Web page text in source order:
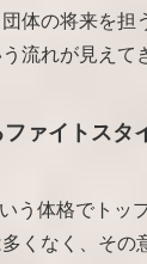
体の将来を担
流れが見えて
ァイトスタ
う体格でトッ
くなく、その